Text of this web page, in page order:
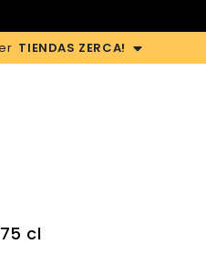
TIENDAS ZERCA!
cl